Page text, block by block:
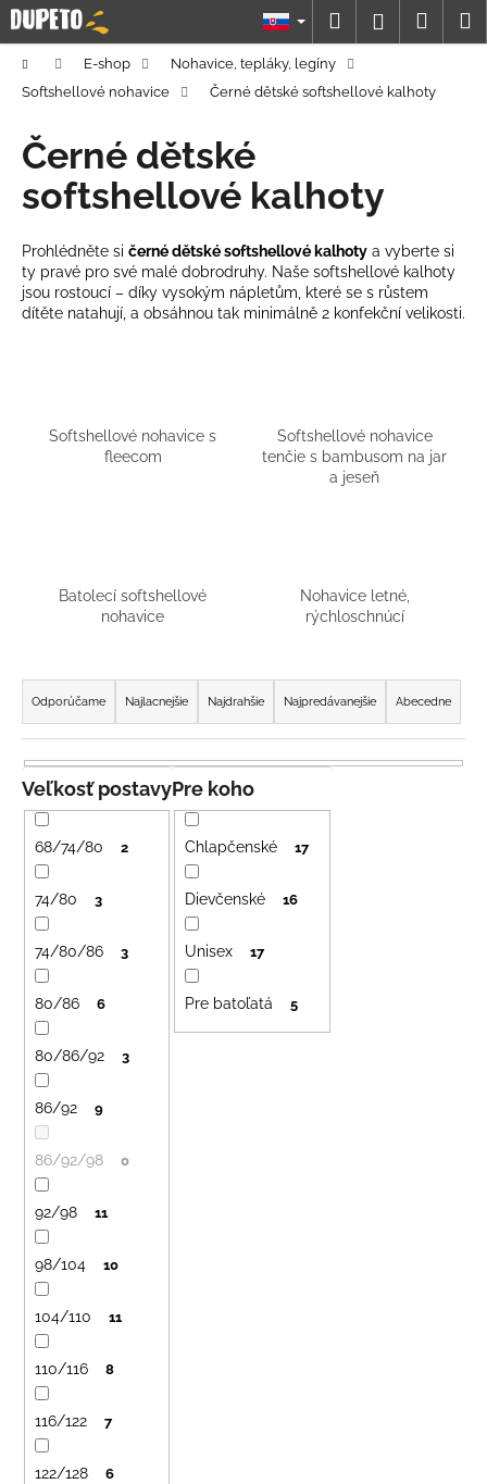
Prejsť
na
obsah
Hľadať
DomovE-shop
Nohavice, tepláky, legíny
Softshellové nohavice
Černé dětské softshellové kalhoty
Černé dětské
softshellové kalhoty
Prohlédněte si černé dětské softshellové kalhoty a vyberte si
ty pravé pro své malé dobrodruhy. Naše softshellové kalhoty
jsou rostoucí – díky vysokým nápletům, které se s růstem
dítěte natahují, a obsáhnou tak minimálně 2 konfekční velikosti.
Softshellové nohavice s
fleecom
Softshellové nohavice
tenčie s bambusom na jar
a jeseň
Batolecí softshellové
nohavice
Nohavice letné,
rýchloschnúcí
R
a
d
e
n
i
e
p
o
d
u
o
Odporúčame Najlacnejšie Najdrahšie Najpredávanejšie Abecedne
Pre koho
Chlapčenské 17
Dievčenské 16
Unisex 17
Pre batoľatá 5
Veľkosť postavy
68/74/80 2
74/80 3
74/80/86 3
80/86 6
80/86/92 3
86/92 9
86/92/98 0
92/98 11
98/104 10
104/110 11
110/116 8
116/122 7
122/128 6
K
o
o
p
o
r
e
b
HĽADAŤ
O
d
p
m
DETSKÝ
LETNÝ
KLOBÚČIK
UV
30
UŠKAMI
BIELY
€16